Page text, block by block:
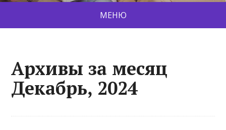
МЕНЮ
Архивы за месяц
Декабрь, 2024